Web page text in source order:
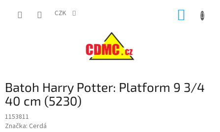
CZK
Batoh Harry Potter: Platform 9 3/4
40 cm (5230)
1153811
Značka: Cerdá